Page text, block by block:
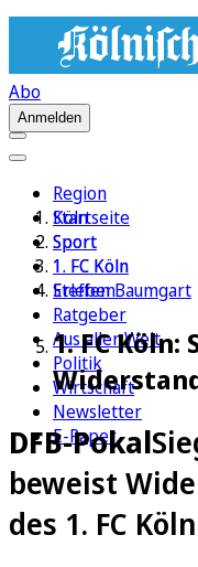
Abo
Anmelden
Region
Köln
Sport
1. FC Köln
Erleben
Ratgeber
Aus aller Welt
Politik
Wirtschaft
Newsletter
E-Paper
Startseite
Sport
1. FC Köln
Steffen Baumgart
1. FC
DFB-Pokal
beweist
des 1. FC Köln